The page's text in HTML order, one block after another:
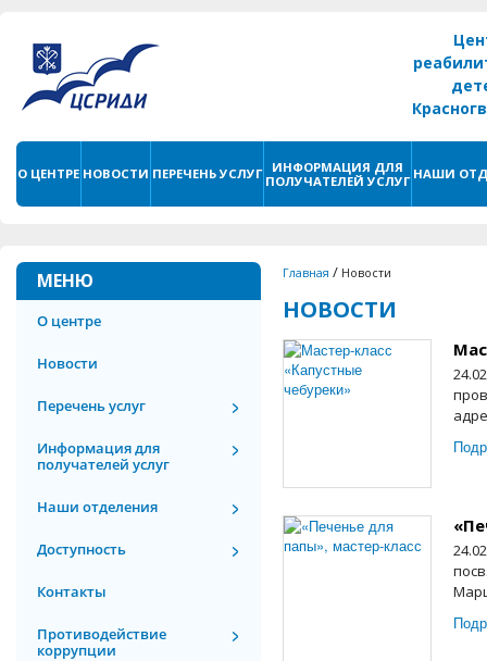
О ЦЕНТРЕ НОВОСТИ ПЕРЕЧЕНЬ УСЛУГ
ИНФОРМАЦИЯ ДЛЯ
ПОЛУЧАТЕЛЕЙ УСЛУГ НАШИ
МЕНЮ
О центре
Новости
Перечень услуг
Информация для
получателей услуг
Наши отделения
Доступность
Контакты
Противодействие
коррупции
Главная / Новости
НОВОСТИ